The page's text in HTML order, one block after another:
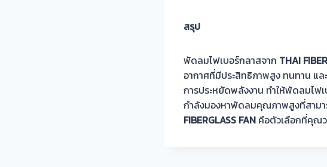
สรุป
พัดลมไฟเบอร์กลาสจาก THAI
อากาศที่มีประสิทธิภาพสูง ทนทาน แ
การประหยัดพลังงาน ทำให้พัดลมไ
กำลังมองหาพัดลมคุณภาพสูงที่สามา
FIBERGLASS FAN คือตัวเลือกที่คุณว